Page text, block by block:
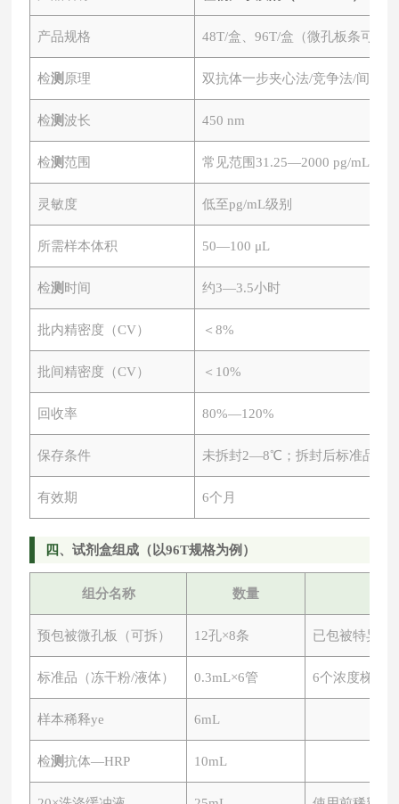
产品规格 48T/盒、96T/盒（微孔板条可拆
检测 原理 双抗体一步夹心法/竞争法/间接法
检测波长 450 nm
检测范围 常见范围31.25—2000 pg/mL、
灵敏度 低至pg/mL级别
所需样本体积 50—100 μL
检测 时间 约3—3.5小时
批内精密度（CV） ＜8%
批间精密度（CV） ＜ 10%
回收率 80%—120%
保存条件 未拆封2—8℃；拆封后标准品-
有效期 6个月
四、试剂盒组成（以96T规格为例）
组分名称 数量
预包被微孔板（可拆） 12孔×8条 已包被特异性
标准品（冻干粉/液体） 0.3mL×6管 6个浓度梯度
样本稀释ye 6mL
检测抗体—HRP 10mL